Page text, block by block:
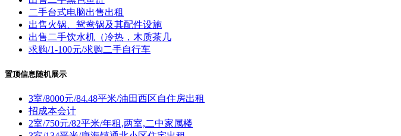
二手台式电脑出售出租
出售火锅、鸳鸯锅及其配件设施
出售二手饮水机（冷热，木质茶几
求购/1-100元/求购二手自行车
置顶信息随机展示
3室/8000元/84.48平米/油田西区自住房出租
招成本会计
2室/750元/82平米/年租,两室,二中家属楼